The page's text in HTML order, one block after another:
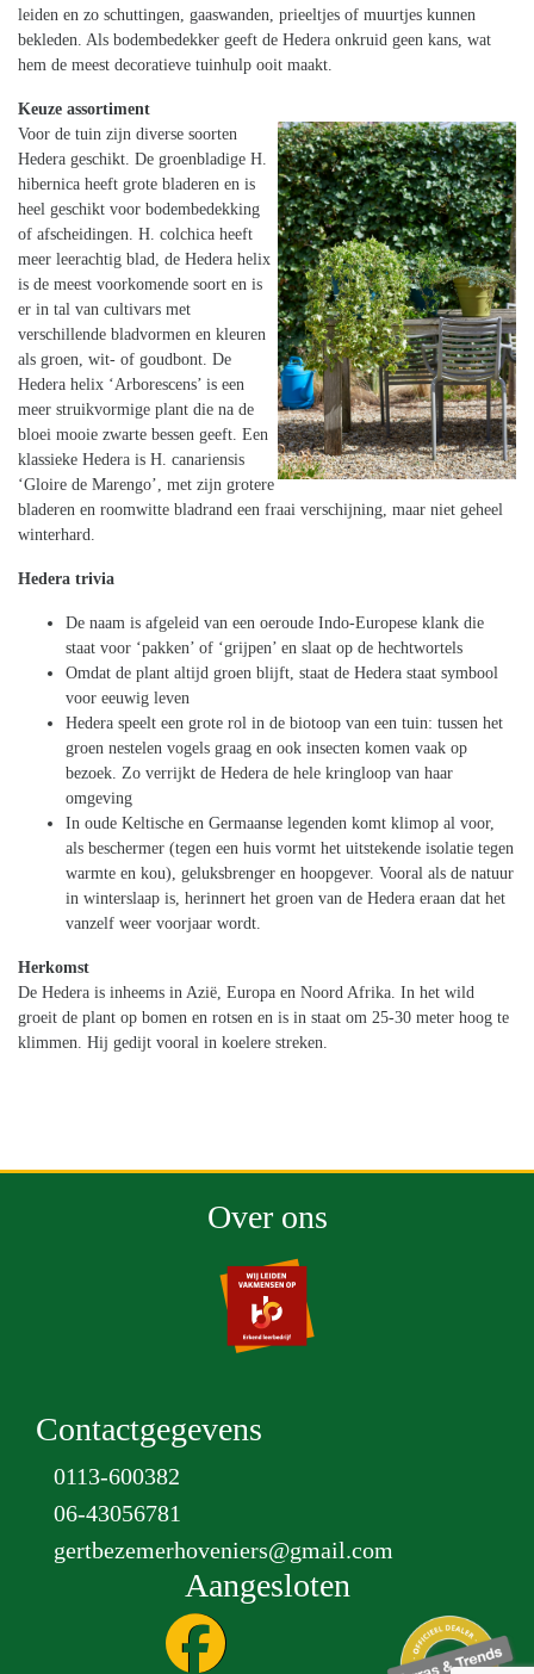
leiden en zo schuttingen, gaaswanden, prieeltjes of muurtjes kunnen
bekleden. Als bodembedekker geeft de Hedera onkruid geen kans, wat
hem de meest decoratieve tuinhulp ooit maakt.
Keuze assortiment
Voor de tuin zijn diverse soorten
Hedera geschikt. De groenbladige H.
hibernica heeft grote bladeren en is
heel geschikt voor bodembedekking
of afscheidingen. H. colchica heeft
meer leerachtig blad, de Hedera helix
is de meest voorkomende soort en is
er in tal van cultivars met
verschillende bladvormen en kleuren
als groen, wit- of goudbont. De
Hedera helix ‘Arborescens’ is een
meer struikvormige plant die na de
bloei mooie zwarte bessen geeft. Een
klassieke Hedera is H. canariensis
‘Gloire de Marengo’, met zijn grotere
bladeren en roomwitte bladrand een fraai verschijning, maar niet geheel
winterhard.
Hedera trivia
De naam is afgeleid van een oeroude Indo-Europese klank die
staat voor ‘pakken’ of ‘grijpen’ en slaat op de hechtwortels
Omdat de plant altijd groen blijft, staat de Hedera staat symbool
voor eeuwig leven
Hedera speelt een grote rol in de biotoop van een tuin: tussen het
groen nestelen vogels graag en ook insecten komen vaak op
bezoek. Zo verrijkt de Hedera de hele kringloop van haar
omgeving
In oude Keltische en Germaanse legenden komt klimop al voor,
als beschermer (tegen een huis vormt het uitstekende isolatie tegen
warmte en kou), geluksbrenger en hoopgever. Vooral als de natuur
in winterslaap is, herinnert het groen van de Hedera eraan dat het
vanzelf weer voorjaar wordt.
Herkomst
De Hedera is inheems in Azië, Europa en Noord Afrika. In het wild
groeit de plant op bomen en rotsen en is in staat om 25-30 meter hoog te
klimmen. Hij gedijt vooral in koelere streken.
Over ons
Contactgegevens
0113-600382
06-43056781
gertbezemerhoveniers@gmail.com
Aangesloten